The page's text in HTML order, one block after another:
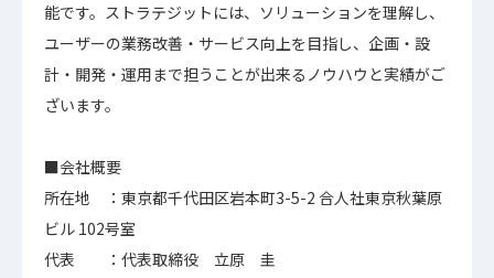
能です。ストラテジットには、ソリューションを理解し、
ユーザーの業務改善・サービス向上を目指し、企画・設
計・開発・運用まで担うことが出来るノウハウと実績がご
ざいます。
■会社概要
所在地 ：東京都千代田区岩本町3-5-2 合人社東京秋葉原
ビル 102号室
代表 ：代表取締役 立原 圭